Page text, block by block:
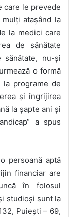
care le prevede
atașând la
la medici care
de sănătate
nu-și
o formă
programe de
și îngrijirea
la șapte ani și
a spus
persoană aptă
financiar are
în folosul
studioși sunt la
Puiești – 69,